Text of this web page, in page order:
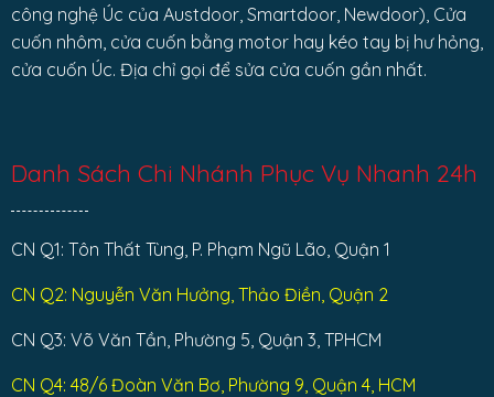
công nghệ Úc của Austdoor, Smartdoor, Newdoor), Cửa
cuốn nhôm, cửa cuốn bằng motor hay kéo tay bị hư hỏng,
cửa cuốn Úc. Địa chỉ gọi để sửa cửa cuốn gần nhất.
Danh Sách Chi Nhánh Phục Vụ Nhanh 24h
CN Q1: Tôn Thất Tùng, P. Phạm Ngũ Lão, Quận 1
CN Q2: Nguyễn Văn Hưởng, Thảo Điền, Quận 2
CN Q3: Võ Văn Tần, Phường 5, Quận 3, TPHCM
CN Q4: 48/6 Đoàn Văn Bơ, Phường 9, Quận 4, HCM